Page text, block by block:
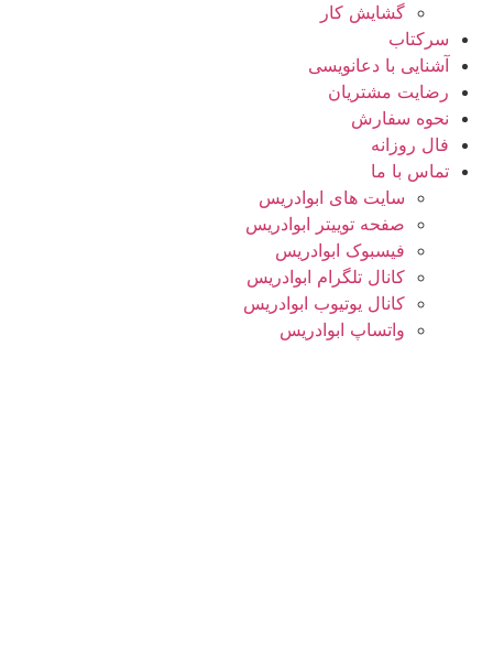
گشایش کار
سرکتاب
آشنایی با دعانویسی
رضایت مشتریان
نحوه سفارش
فال روزانه
تماس با ما
سایت های ابوادریس
صفحه توییتر ابوادریس
فیسبوک ابوادریس
کانال تلگرام ابوادریس
کانال یوتیوب ابوادریس
واتساپ ابوادریس